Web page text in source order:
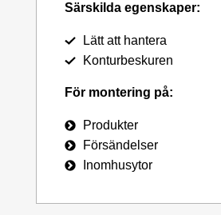
Särskilda egenskaper:
Lätt att hantera
Konturbeskuren
För montering på:
Produkter
Försändelser
Inomhusytor